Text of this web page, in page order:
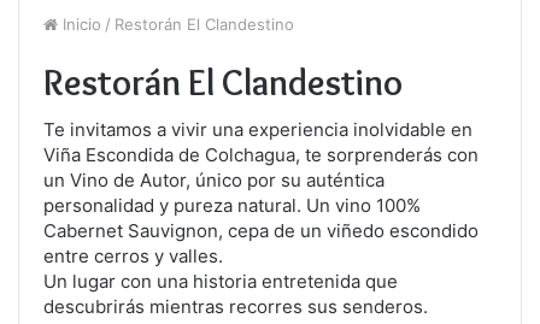
Inicio / Restorán El Clandestino
Restorán El Clandestino
Te invitamos a vivir una experiencia inolvidable en
Viña Escondida de Colchagua, te sorprenderás con
un Vino de Autor, único por su auténtica
personalidad y pureza natural. Un vino 100%
Cabernet Sauvignon, cepa de un viñedo escondido
entre cerros y valles.
Un lugar con una historia entretenida que
descubrirás mientras recorres sus senderos.